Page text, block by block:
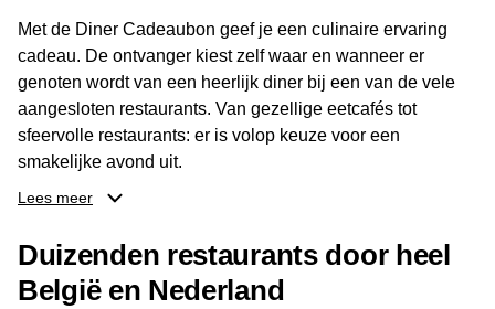
Met de Diner Cadeaubon geef je een culinaire ervaring
cadeau. De ontvanger kiest zelf waar en wanneer er
genoten wordt van een heerlijk diner bij een van de vele
aangesloten restaurants. Van gezellige eetcafés tot
sfeervolle restaurants: er is volop keuze voor een
smakelijke avond uit.
ontvanger eenvoudig een locatie kiezen die past bij de
smaak en gelegenheid. Zo geeft de Diner Cadeaubon niet
alleen een diner, maar ook een gezellig moment om
Lees meer
Duizenden restaurants door heel
België en Nederland